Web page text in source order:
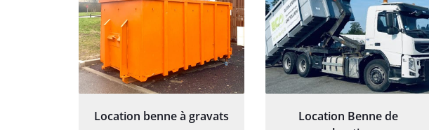
Location benne à gravats
Location Benne de
jardin à Var était
exceptionnel. L'équipe a
travaillé de manière efficace
et professionnelle, laissant
notre jardin impeccable et
prêt pour notre nouveau
paysager.